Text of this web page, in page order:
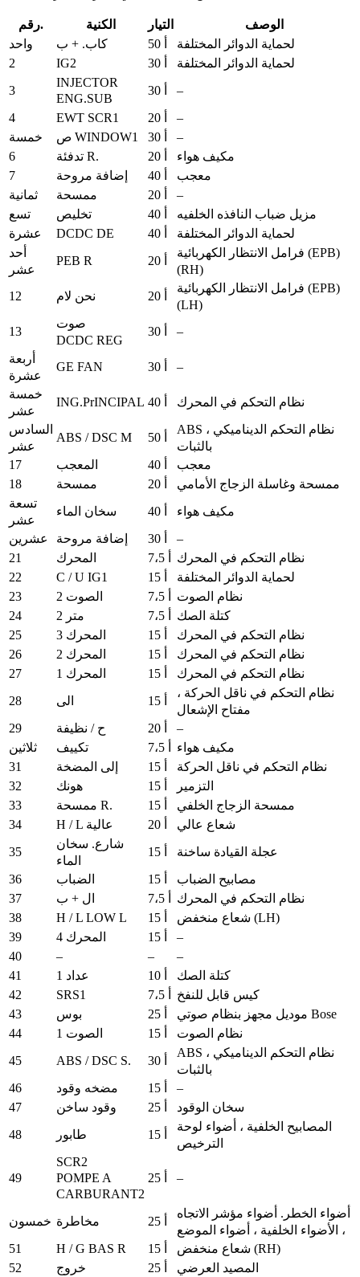
رقم. الكنية التيار
الوصف
واحد
كاب. + ب
لحماية الدوائر المختلفة
2
IG2
لحماية الدوائر المختلفة
3
INJECTOR
ENG.SUB
–
4
EWT SCR1
–
خمسة
ص WINDOW1
–
6
تدفئة R.
مكيف هواء
7
إضافة مروحة
معجب
ثمانية
ممسحة
–
تسع
تخليص
مزيل ضباب النافذه الخلفيه
عشرة
DCDC DE
لحماية الدوائر المختلفة
أحد
عشر
PEB R
فرامل الانتظار الكهربائية (EPB)
(RH)
12
نحن لام
فرامل الانتظار الكهربائية (EPB)
(LH)
13
صوت
DCDC REG
–
أربعة
عشرة
GE FAN –
خمسة
عشر
ING.PrINCIPAL
نظام التحكم في المحرك
السادس
عشر
ABS / DSC M
ABS ، نظام التحكم الديناميكي
بالثبات
17
المعجب
معجب
18
ممسحة
ممسحة وغاسلة الزجاج الأمامي
تسعة
عشر
سخان الماء
مكيف هواء
عشرين
إضافة مروحة
–
21
المحرك
نظام التحكم في المحرك
22
C / U IG1
لحماية الدوائر المختلفة
23
الصوت 2
نظام الصوت
24
متر 2
كتلة الصك
25
المحرك 3
نظام التحكم في المحرك
26
المحرك 2
نظام التحكم في المحرك
27
المحرك 1
نظام التحكم في المحرك
28
الى
نظام التحكم في ناقل الحركة ،
مفتاح الإشعال
29
ح / نظيفة
–
ثلاثين
تكييف
مكيف هواء
31
إلى المضخة
نظام التحكم في ناقل الحركة
32
هونك
التزمير
33
ممسحة R.
ممسحة الزجاج الخلفي
34
H / L عالية
شعاع عالي
35
شارع. سخان
الماء
عجلة القيادة ساخنة
36
الضباب
مصابيح الضباب
37
ال + ب
نظام التحكم في المحرك
38
H / L LOW L
شعاع منخفض (LH)
39
المحرك 4
–
40
– –
–
41
عداد 1
كتلة الصك
42
SRS1
كيس قابل للنفخ
43
بوس
موديل مجهز بنظام صوتي Bose
44
الصوت 1
نظام الصوت
45
ABS / DSC S.
ABS ، نظام التحكم الديناميكي
بالثبات
46
مضخه وقود
–
47
وقود ساخن
سخان الوقود
48
طابور
المصابيح الخلفية ، أضواء لوحة
الترخيص
49
SCR2
POMPE A
CARBURANT2
–
خمسون مخاطرة
أضواء الخطر. أضواء مؤشر الاتجاه
، الأضواء الخلفية ، أضواء الموضع
51
H / G BAS R
شعاع منخفض (RH)
52
خروج
المصيد العرضي